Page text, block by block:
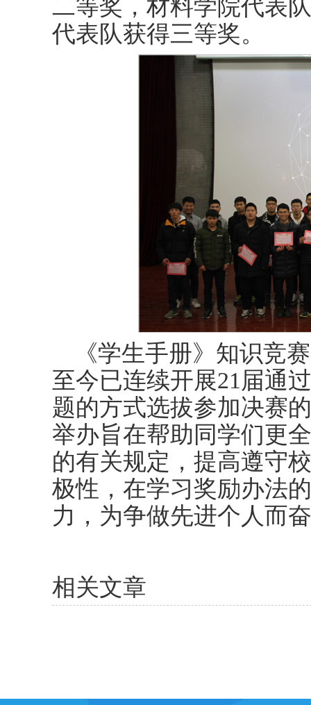
二等奖，材料学院代表
代表队获得三等奖。
《学生手册》知识竞
至今已连续开展21届通
题的方式选拔参加决赛
举办旨在帮助同学们更
的有关规定，提高遵守
极性，在学习奖励办法
力，为争做先进个人而
相关文章